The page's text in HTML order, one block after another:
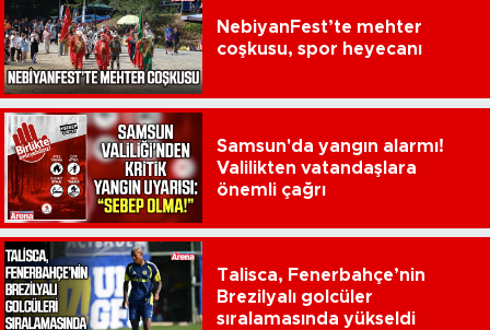
NebiyanFest’te mehter
coşkusu, spor heyecanı
Samsun'da yangın alarmı!
Valilikten vatandaşlara
önemli çağrı
Talisca, Fenerbahçe’nin
Brezilyalı golcüler
sıralamasında yükseldi